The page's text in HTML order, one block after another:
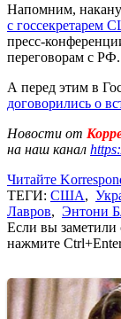
Напомним,
с госсекретарем
пресс-
переговорам с РФ.
А перед этим в
договорились о
Новости от
на наш канал
Читайте
ТЕГИ: США,
Лавров, Энтони
Если вы заметили
нажмите